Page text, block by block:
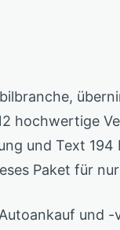
hochwertige
und Text 194
Paket für
und